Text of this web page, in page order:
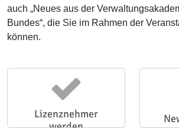
auch „Neues aus der
Bundes“, die Sie im Rahmen der
können.
Lizenznehmer